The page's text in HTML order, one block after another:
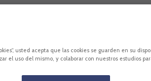
de una hora y media tras la
horas.
usted acepta que las cookies se guarden en su
el uso del mismo, y colaborar con nuestros estudios